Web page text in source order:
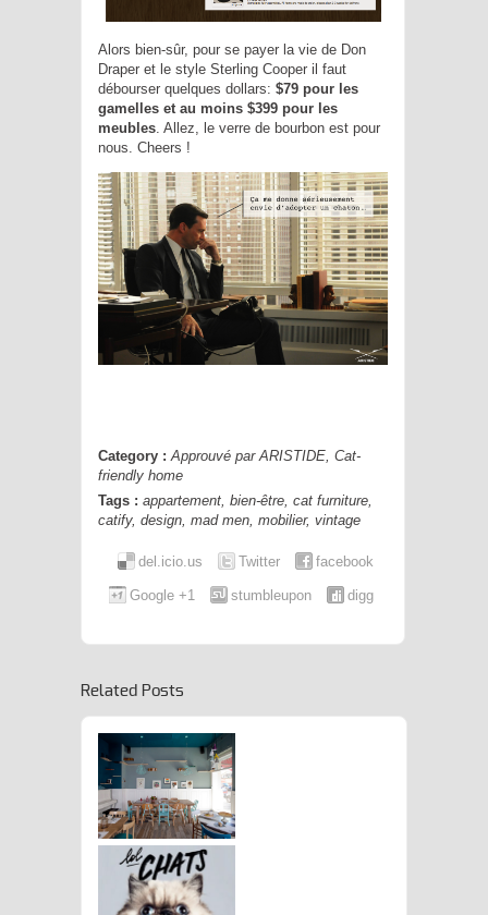
Alors bien-sûr, pour se payer la vie de Don
Draper et le style Sterling Cooper il faut
débourser quelques dollars: $79 pour les
gamelles et au moins $399 pour les
meubles . Allez, le verre de bourbon est pour
nous. Cheers !
Category : Approuvé par ARISTIDE Cat-
friendly home
Tags : appartement bien-être cat furniture
catify, design mad men mobilier, vintage
facebook
Twitter
del.icio.us
digg
stumbleupon
Google +1
Related Posts
: Quand Restauration
Rime Avec
Catification